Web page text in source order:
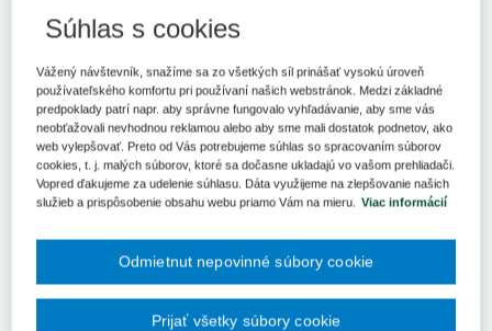
typy prác, ako aj zloženiu tímu pracovnej zdravotnej služby. V
zdravotnej služby, účinnými od 1. mája 2010.
Zmeny týkajúce sa ochrany zdravia pri práci účinné od
1. mája 2010
V minulom čísle(1. časť článku)sme sa venovali v rámci zmien
týkajúcich sa pracovnej zdravotnej služby spôsobu zabezpečenia
pracovnej zdravotnej služby zamestnávateľom, výkonu lekárskych
typy prác, ako aj zloženiu tímu pracovnej zdravotnej služby.
V tomto čísle budeme pokračovať ďalšími zmenami v pracovnej
Odborné usmernenie Ministerstva zdravotníctva SR
Súhlas s cookies
Vážený návštevník, snažíme sa zo všetkých síl prinášať vysokú úroveň
používateľského komfortu pri používaní našich webstránok. Medzi základné
predpoklady patrí napr. aby správne fungovalo vyhľadávanie, aby sme vás
neobťažovali nevhodnou reklamou alebo aby sme mali dostatok podnetov, ako
web vylepšovať. Preto od Vás potrebujeme súhlas so spracovaním súborov
cookies, t. j. malých súborov, ktoré sa dočasne ukladajú vo vašom prehliadači.
Vopred ďakujeme za udelenie súhlasu. Dáta využijeme na zlepšovanie našich
služieb a prispôsobenie obsahu webu priamo Vám na mieru. Viac informácií
Odmietnut nepovinné súbory cookie
Prijať všetky súbory cookie